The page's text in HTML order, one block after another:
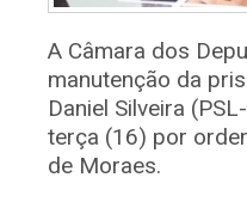
A Câmara dos
manutenção da
Daniel Silveira
terça (16) por
de Moraes.